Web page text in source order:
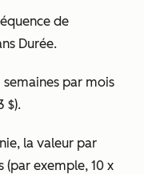
de
Durée.
par mois
$).
la valeur par
(par exemple, 10 x